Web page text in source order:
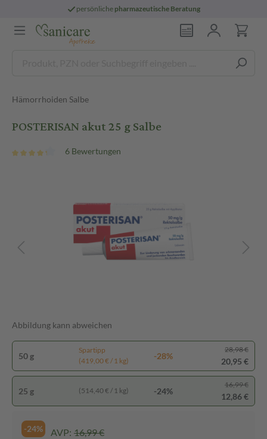
persönliche pharmazeutische Beratung
Hämorrhoiden Salbe
POSTERISAN akut 25 g Salbe
6 Bewertungen
Abbildung kann abweichen
50 g
Spartipp
(419,00 € / 1 kg)
-28%
28,98 €
20,95 €
25 g (514,40 € / 1 kg) -24%
16,99 €
12,86 €
-24% AVP: 16,99 €